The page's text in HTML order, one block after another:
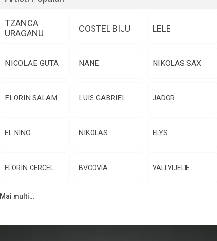
TZANCA
URAGANU
COSTEL BIJU LELE
NICOLAE GUTA NANE NIKOLAS SAX
FLORIN SALAM LUIS GABRIEL JADOR
EL NINO NIKOLAS ELYS
FLORIN CERCEL BVCOVIA VALI VIJELIE
Mai multi...